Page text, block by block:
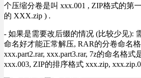
个压缩分卷是叫 xxx.001 , ZIP格式的第
的 XXX.zip ) .
- 如果是需要改后缀的情况 (比较少见):
命名好才能正常解压, RAR的分卷命名格
xxx.part2.rar, xxx.part3.rar, 7z的命名格式
xxx.003, ZIP的排序格式 xxx.zip,